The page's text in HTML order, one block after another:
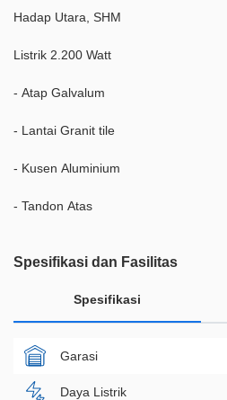
Hadap Utara, SHM
Listrik 2.200 Watt
- Atap Galvalum
- Lantai Granit tile
- Kusen Aluminium
- Tandon Atas
Spesifikasi dan Fasilitas
Spesifikasi
Garasi
Daya Listrik